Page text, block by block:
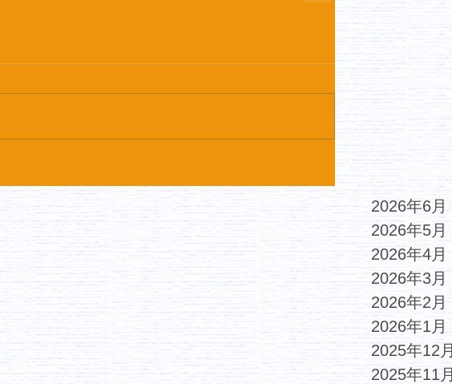
2026年6月
2026年5月
2026年4月
2026年3月
2026年2月
2026年1月
2025年12月
2025年11月